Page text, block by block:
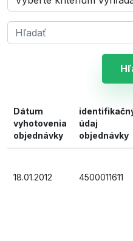
Dátum
vyhotovenia
objednávky
údaj
objednávky
18.01.2012 4500011611